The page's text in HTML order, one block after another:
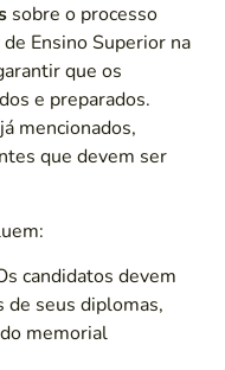
sobre o processo
Ensino Superior na
que os
e preparados.
mencionados,
que devem ser
candidatos devem
de seus diplomas,
memorial